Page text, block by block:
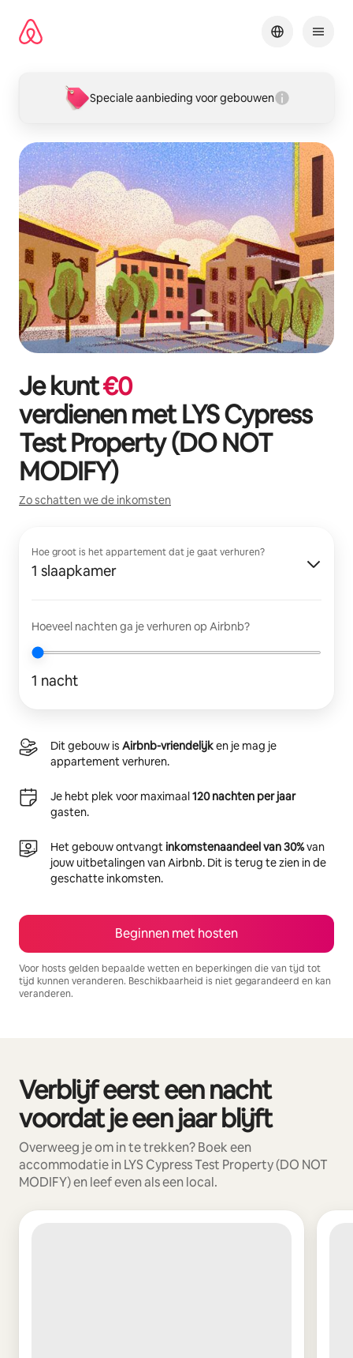
direct
naar
Speciale aanbieding voor gebouwen
Je kunt€0
verdienen metLYS Cypress
Test Property (DO NOT
MODIFY)
Zo schatten we de inkomsten
Hoe groot is het appartement dat je gaat verhuren?
1 slaapkamer
Hoeveel nachten ga je verhuren op Airbnb?
1 nacht
Dit gebouw is Airbnb-vriendelijken je mag je
appartement verhuren.
Je hebt plek voor maximaal120 nachten per jaar
gasten.
Het gebouw ontvangtinkomstenaandeel van 30%van
jouw uitbetalingen van Airbnb. Dit is terug te zien in de
geschatte inkomsten.
Beginnen met hosten
Voor hosts gelden bepaalde wetten en beperkingen die van tijd tot
tijd kunnen veranderen. Beschikbaarheid is niet gegarandeerd en kan
veranderen.
Verblijf eerst een nacht
voordat je een jaar blijft
Overweeg je om in te trekken? Boek een
accommodatie in LYS Cypress Test Property (DO NOT
MODIFY) en leef even als een local.
0 van 0 items weergegeven